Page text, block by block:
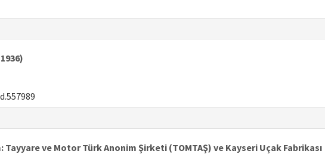
ve Motor Türk Anonim Şirketi (TOMTAŞ) ve Kayseri Uçak Fabrikası